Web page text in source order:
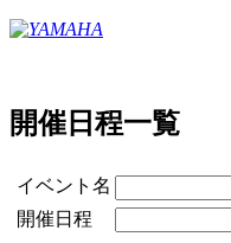
開催日程一覧
イベント名
開催日程